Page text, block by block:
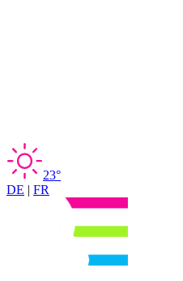
23°
DE | FR